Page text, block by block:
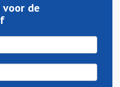
voor de